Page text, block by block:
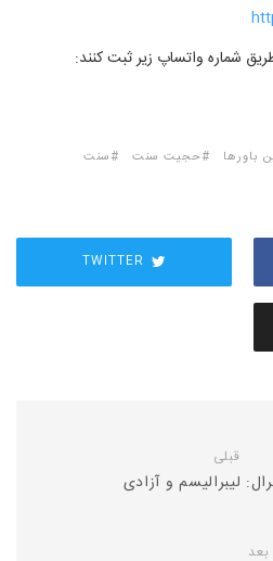
شماره واتساپ زیر ثبت کنند:
باورها حجیت سنت
سنت
TWITTER
قبلی
لیبرالیسم و آزادی
بعد